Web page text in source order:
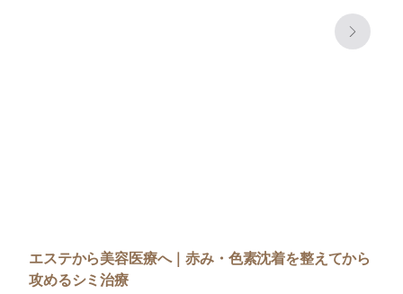
エステから美容医療へ｜赤み・色素沈着を整えてから
攻めるシミ治療